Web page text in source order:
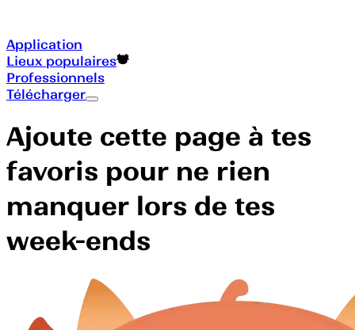
Application
Lieux populaires
Professionnels
Télécharger
Ajoute cette page à tes
favoris pour ne rien
manquer lors de tes
week-ends